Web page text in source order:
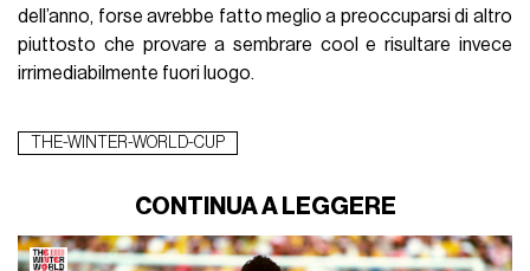
dell’anno, forse avrebbe fatto meglio a preoccuparsi di altro
piuttosto che provare a sembrare cool e risultare invece
irrimediabilmente fuori luogo.
THE-WINTER-WORLD-CUP
CONTINUA A LEGGERE